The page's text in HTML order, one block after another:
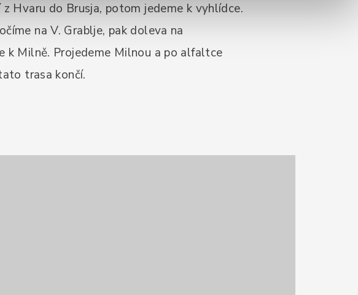
Hvaru do Brusja, potom jedeme k vyhlídce.
na V. Grablje, pak doleva na
k Milně. Projedeme Milnou a po alfaltce
trasa končí.